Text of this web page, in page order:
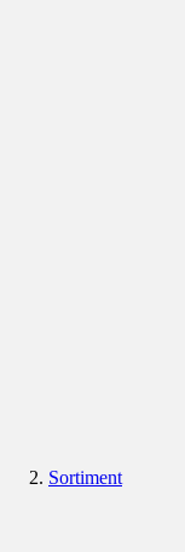
Sortiment